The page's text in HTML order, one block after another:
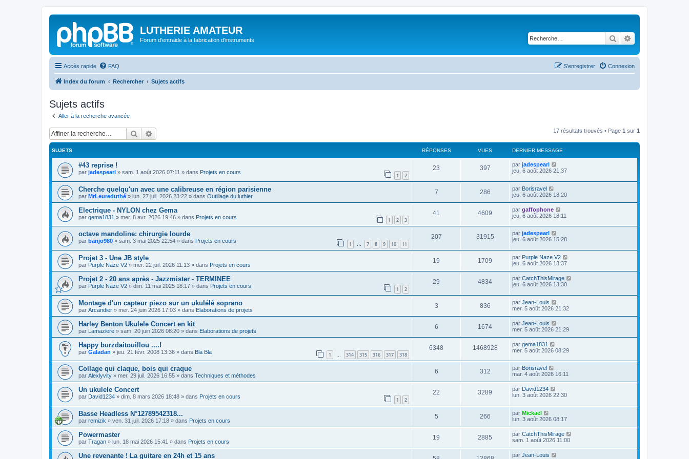
LUTHERIE AMATEUR
Forum d'entraide à la fabrication d'instruments Rechercher
Accès rapide FAQ Connexion
S’enregistrer
Index du forum Rechercher Sujets actifs
Sujets actifs
Aller à la recherche avancée
Rechercher 17 résultats trouvés • Page 1 sur 1
SUJETS RÉPONSES VUES DERNIER MESSAGE
#43 reprise !
par jadespearl » sam. 1 août 2026 07:11 » dans Projets en cours 1 2
23 397 par jadespearl
jeu. 6 août 2026 21:37
Cherche quelqu'un avec une calibreuse en région parisienne
par MrLeureduthé » lun. 27 juil. 2026 23:22 » dans Outillage du luthier
7 286 par Borisravel
jeu. 6 août 2026 18:20
Electrique - NYLON chez Gema
par gema1831 » mer. 8 avr. 2026 19:46 » dans Projets en cours 1 2 3
41 4609 par gaffophone
jeu. 6 août 2026 18:11
octave mandoline: chirurgie lourde
par banjo980 » sam. 3 mai 2025 22:54 » dans Projets en cours 1 … 7 8 9 10 11
207 31915 par jadespearl
jeu. 6 août 2026 15:28
Projet 3 - Une JB style
par Purple Naze V2 » mer. 22 juil. 2026 11:13 » dans Projets en cours
19 1709 par Purple Naze V2
jeu. 6 août 2026 13:37
Projet 2 - 20 ans après - Jazzmister - TERMINEE
par Purple Naze V2 » dim. 11 mai 2025 18:17 » dans Projets en cours 1 2
29 4834 par CatchThisMirage
jeu. 6 août 2026 13:30
Montage d'un capteur piezo sur un ukulélé soprano
par Arcandier » mer. 24 juin 2026 17:03 » dans Elaborations de projets
3 836 par Jean-Louis
mer. 5 août 2026 21:32
Harley Benton Ukulele Concert en kit
par Lamaziere » sam. 20 juin 2026 08:20 » dans Elaborations de projets
6 1674 par Jean-Louis
mer. 5 août 2026 21:29
Happy burzdaitouillou ....!
par Galadan » jeu. 21 févr. 2008 13:36 » dans Bla Bla 1 314 315 316 317 318
6348 1468928 par gema1831
mer. 5 août 2026 08:29
Collage qui claque, bois qui craque
par Alexlyvity » mer. 29 juil. 2026 16:55 » dans Techniques et méthodes
6 312 par Borisravel
mar. 4 août 2026 16:11
Un ukulele Concert
par David1234 » dim. 8 mars 2026 18:48 » dans Projets en cours 1 2
22 3289 par David1234
lun. 3 août 2026 22:30
Basse Headless N°12789542318...
par remizik » ven. 31 juil. 2026 17:18 » dans Projets en cours
5 266 par Mickaël
lun. 3 août 2026 08:17
Powermaster
par Tragan » lun. 18 mai 2026 15:41 » dans Projets en cours
19 2885 par CatchThisMirage
sam. 1 août 2026 11:00
Une revenante ! La guitare en 24h et 15 ans par Jean-Louis